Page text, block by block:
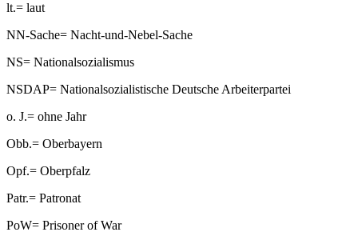
lt.= laut
NN-Sache= Nacht-und-Nebel-Sache
NS= Nationalsozialismus
NSDAP= Nationalsozialistische Deutsche Arbeiterpartei
o. J.= ohne Jahr
Obb.= Oberbayern
Opf.= Oberpfalz
Patr.= Patronat
PoW= Prisoner of War